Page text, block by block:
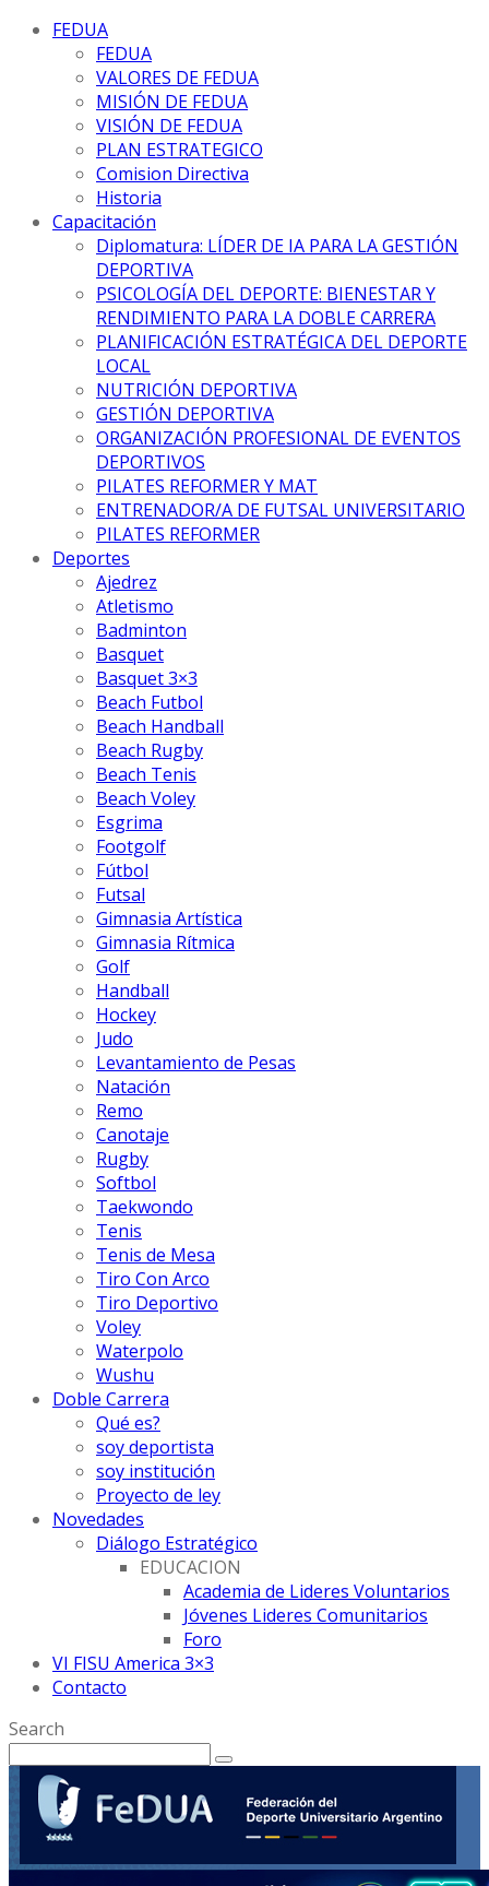
FEDUA
FEDUA
VALORES DE FEDUA
MISIÓN DE FEDUA
VISIÓN DE FEDUA
PLAN ESTRATEGICO
Comision Directiva
Historia
Capacitación
Diplomatura: LÍDER DE IA PARA LA GESTIÓN
DEPORTIVA
PSICOLOGÍA DEL DEPORTE: BIENESTAR Y
RENDIMIENTO PARA LA DOBLE CARRERA
PLANIFICACIÓN ESTRATÉGICA DEL DEPORTE
LOCAL
NUTRICIÓN DEPORTIVA
GESTIÓN DEPORTIVA
ORGANIZACIÓN PROFESIONAL DE EVENTOS
DEPORTIVOS
PILATES REFORMER Y MAT
ENTRENADOR/A DE FUTSAL UNIVERSITARIO
PILATES REFORMER
Deportes
Ajedrez
Atletismo
Badminton
Basquet
Basquet 3×3
Beach Futbol
Beach Handball
Beach Rugby
Beach Tenis
Beach Voley
Esgrima
Footgolf
Fútbol
Futsal
Gimnasia Artística
Gimnasia Rítmica
Golf
Handball
Hockey
Judo
Levantamiento de Pesas
Natación
Remo
Canotaje
Rugby
Softbol
Taekwondo
Tenis
Tenis de Mesa
Tiro Con Arco
Tiro Deportivo
Voley
Waterpolo
Wushu
Doble Carrera
Qué es?
soy deportista
soy institución
Proyecto de ley
Novedades
Diálogo Estratégico
EDUCACION
Academia de Lideres Voluntarios
Jóvenes Lideres Comunitarios
Foro
VI FISU America 3×3
Contacto
Search